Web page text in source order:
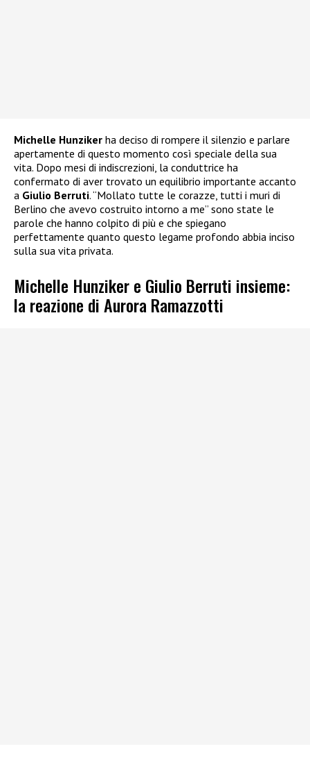
Michelle Hunziker ha deciso di rompere il silenzio e parlare
apertamente di questo momento così speciale della sua
vita. Dopo mesi di indiscrezioni, la conduttrice ha
confermato di aver trovato un equilibrio importante accanto
a Giulio Berruti. “Mollato tutte le corazze, tutti i muri di
Berlino che avevo costruito intorno a me” sono state le
parole che hanno colpito di più e che spiegano
perfettamente quanto questo legame profondo abbia inciso
sulla sua vita privata.
Michelle Hunziker e Giulio Berruti insieme:
la reazione di Aurora Ramazzotti